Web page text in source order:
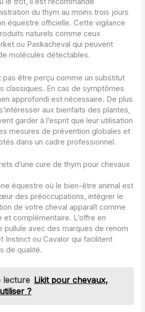
du thym au moins trois jours
équestre officielle. Cette vigilance
naturels comme ceux
ou Paskacheval qui peuvent
molécules détectables.
pas être perçu comme un substitut
classiques. En cas de symptômes
approfondi est nécessaire. De plus
aux bienfaits des plantes,
garder à l’esprit que leur utilisation
mesures de prévention globales et
dans un cadre professionnel.
d’une cure de thym pour chevaux
équestre où le bien-être animal est
des préoccupations, intégrer le
de votre cheval apparaît comme
et complémentaire. L’offre en
pullule avec des marques de renom
Instinct ou Cavalor qui facilitent
de qualité.
lecture Likit pour chevaux,
?